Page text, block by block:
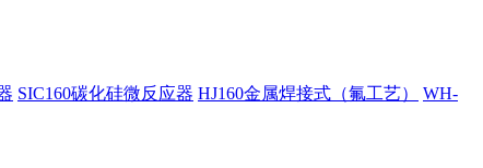
SIC160碳化硅微反应器 HJ160金属焊接式（氟工艺）
WH-